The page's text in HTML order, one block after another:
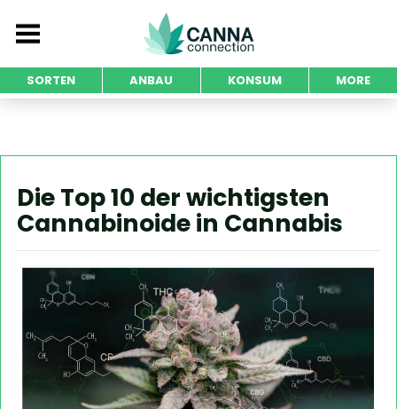
SORTEN ANBAU KONSUM MORE
Die Top 10 der wichtigsten
Cannabinoide in Cannabis